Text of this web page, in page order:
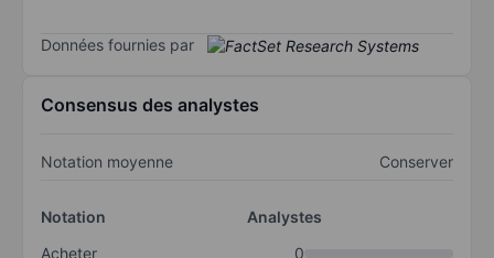
Données fournies par
Consensus des analystes
Notation moyenne Conserver
Notation
Analystes
Acheter
0